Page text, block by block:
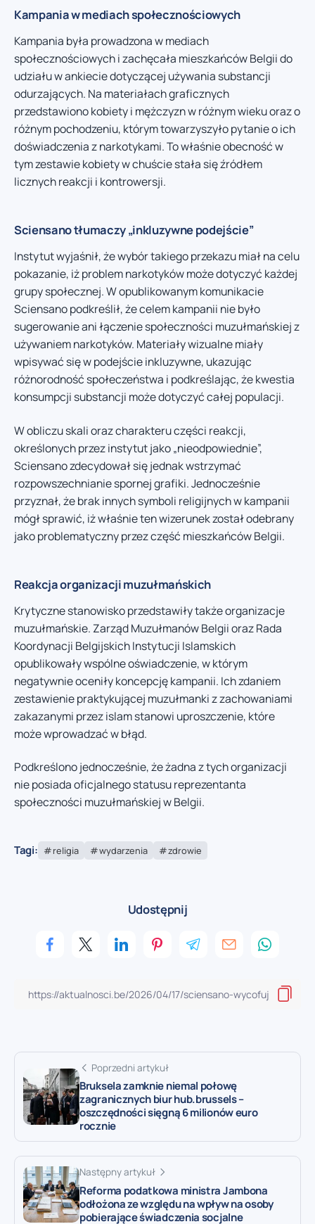
Kampania w mediach społecznościowych
Kampania była prowadzona w mediach
społecznościowych i zachęcała mieszkańców Belgii do
udziału w ankiecie dotyczącej używania substancji
odurzających. Na materiałach graficznych
przedstawiono kobiety i mężczyzn w różnym wieku oraz o
różnym pochodzeniu, którym towarzyszyło pytanie o ich
doświadczenia z narkotykami. To właśnie obecność w
tym zestawie kobiety w chuście stała się źródłem
licznych reakcji i kontrowersji.
Sciensano tłumaczy „inkluzywne podejście”
Instytut wyjaśnił, że wybór takiego przekazu miał na celu
pokazanie, iż problem narkotyków może dotyczyć każdej
grupy społecznej. W opublikowanym komunikacie
Sciensano podkreślił, że celem kampanii nie było
sugerowanie ani łączenie społeczności muzułmańskiej z
używaniem narkotyków. Materiały wizualne miały
wpisywać się w podejście inkluzywne, ukazując
różnorodność społeczeństwa i podkreślając, że kwestia
konsumpcji substancji może dotyczyć całej populacji.
W obliczu skali oraz charakteru części reakcji,
określonych przez instytut jako „nieodpowiednie”,
Sciensano zdecydował się jednak wstrzymać
rozpowszechnianie spornej grafiki. Jednocześnie
przyznał, że brak innych symboli religijnych w kampanii
mógł sprawić, iż właśnie ten wizerunek został odebrany
jako problematyczny przez część mieszkańców Belgii.
Reakcja organizacji muzułmańskich
Krytyczne stanowisko przedstawiły także organizacje
muzułmańskie. Zarząd Muzułmanów Belgii oraz Rada
Koordynacji Belgijskich Instytucji Islamskich
opublikowały wspólne oświadczenie, w którym
negatywnie oceniły koncepcję kampanii. Ich zdaniem
zestawienie praktykującej muzułmanki z zachowaniami
zakazanymi przez islam stanowi uproszczenie, które
może wprowadzać w błąd.
Podkreślono jednocześnie, że żadna z tych organizacji
nie posiada oficjalnego statusu reprezentanta
społeczności muzułmańskiej w Belgii.
Tagi: religia wydarzenia zdrowie
Udostępnij
Poprzedni artykuł
Bruksela zamknie niemal połowę
zagranicznych biur hub.brussels –
oszczędności sięgną 6 milionów euro
rocznie
Następny artykuł
Reforma podatkowa ministra Jambona
odłożona ze względu na wpływ na osoby
pobierające świadczenia socjalne